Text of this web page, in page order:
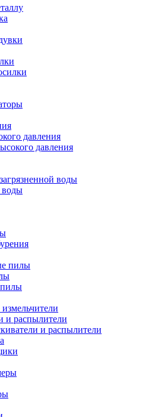
давления
давления
воды
воды
пилы
пилы
и распылители
и распылители